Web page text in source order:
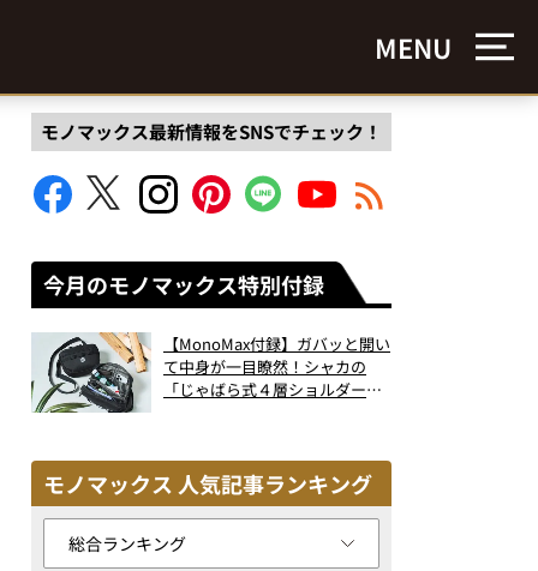
MENU
モノマックス最新情報をSNSでチェック！
今月のモノマックス特別付録
【MonoMax付録】ガバッと開い
て中身が一目瞭然！シャカの
「じゃばら式４層ショルダーバ
モノマックス 人気記事ランキング